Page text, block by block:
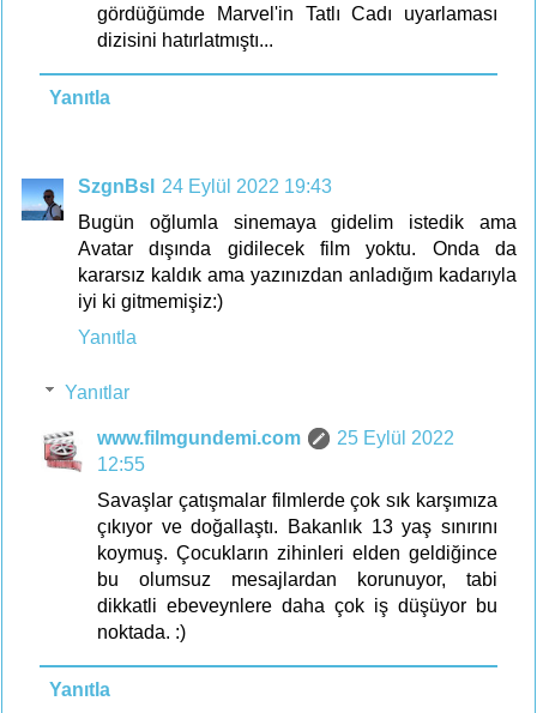
gördüğümde Marvel'in Tatlı Cadı uyarlaması
dizisini hatırlatmıştı...
Yanıtla
SzgnBsl
24 Eylül 2022 19:43
Bugün oğlumla sinemaya gidelim istedik ama
Avatar dışında gidilecek film yoktu. Onda da
kararsız kaldık ama yazınızdan anladığım kadarıyla
iyi ki gitmemişiz:)
Yanıtla
Yanıtlar
www.filmgundemi.com
25 Eylül 2022
12:55
Savaşlar çatışmalar filmlerde çok sık karşımıza
çıkıyor ve doğallaştı. Bakanlık 13 yaş sınırını
koymuş. Çocukların zihinleri elden geldiğince
bu olumsuz mesajlardan korunuyor, tabi
dikkatli ebeveynlere daha çok iş düşüyor bu
noktada. :)
Yanıtla